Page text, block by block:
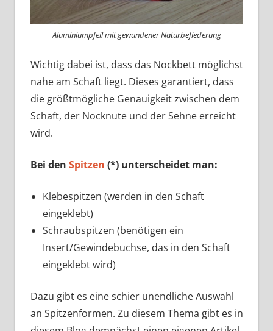
Aluminiumpfeil mit gewundener Naturbefiederung
Wichtig dabei ist, dass das Nockbett möglichst
nahe am Schaft liegt. Dieses garantiert, dass
die größtmögliche Genauigkeit zwischen dem
Schaft, der Nocknute und der Sehne erreicht
wird.
Bei den Spitzen (*) unterscheidet man:
Klebespitzen (werden in den Schaft
eingeklebt)
Schraubspitzen (benötigen ein
Insert/Gewindebuchse, das in den Schaft
eingeklebt wird)
Dazu gibt es eine schier unendliche Auswahl
an Spitzenformen. Zu diesem Thema gibt es in